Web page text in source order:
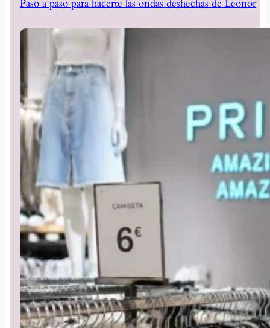
Paso a paso para hacerte las ondas deshechas de Leonor